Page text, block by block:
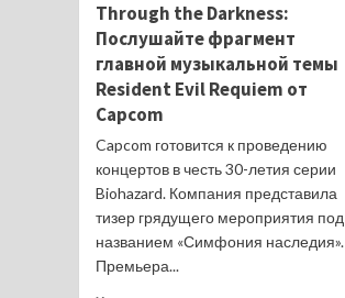
Through the Darkness:
Послушайте фрагмент
главной музыкальной темы
Resident Evil Requiem от
Capcom
Capcom готовится к проведению
концертов в честь 30-летия серии
Biohazard. Компания представила
тизер грядущего мероприятия под
названием «Симфония наследия».
Премьера...